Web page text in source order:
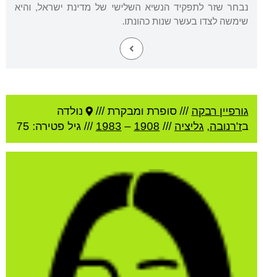
נבחר שזר לתפקיד הנשיא השלישי של מדינת ישראל, והיא
שימשה לצדו בעשר שנות כהונתו.
גורפיין רבקה /// סופרת ומבקרת ///
נולדה
בז'רנובה, גליציה ///
1908
–
1983 /// גיל פטירה: 75